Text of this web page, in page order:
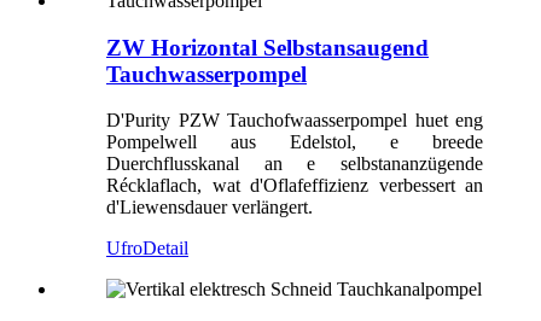
ZW Horizontal Selbstansaugend
Tauchwasserpompel
D'Purity PZW Tauchofwaasserpompel huet eng
Pompelwell aus Edelstol, e breede
Duerchflusskanal an e selbstananzügende
Récklaflach, wat d'Oflafeffizienz verbessert an
d'Liewensdauer verlängert.
UfroDetail